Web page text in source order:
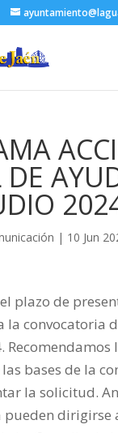
DE
| 10 Jun
plazo de
la convocatoria
Recomendamos
bases de la
la solicitud.
dirigirse